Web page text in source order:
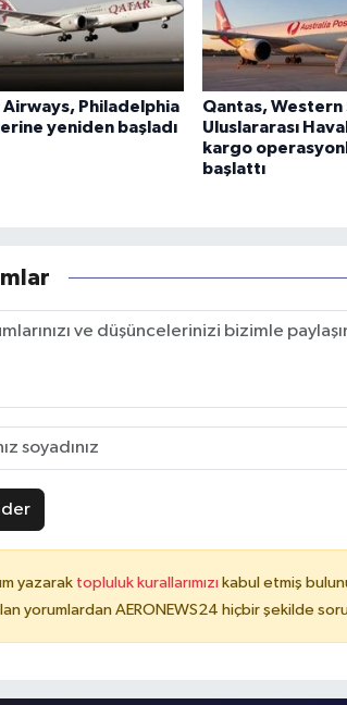
Philadelphia
yeniden başladı
Qantas, Western
Uluslararası
kargo
başlattı
yazarak topluluk kurallarımızı kabul etmiş
yorumlardan AERONEWS24 hiçbir şekilde